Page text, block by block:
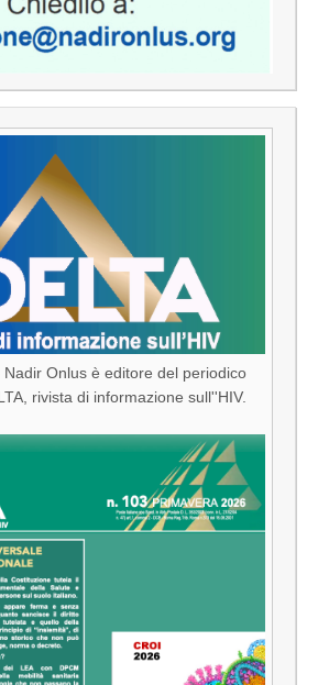
Nadir Onlus è editore del periodico
rivista di informazione sull''HIV.